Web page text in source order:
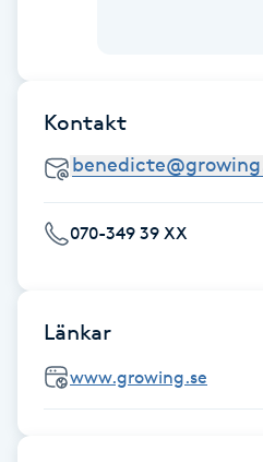
Fotvård
Fransborttagning
Fransförlängning
Fransförlängning Megavolym
Kontakt
070-349 39 XX
Länkar
www.growing.se